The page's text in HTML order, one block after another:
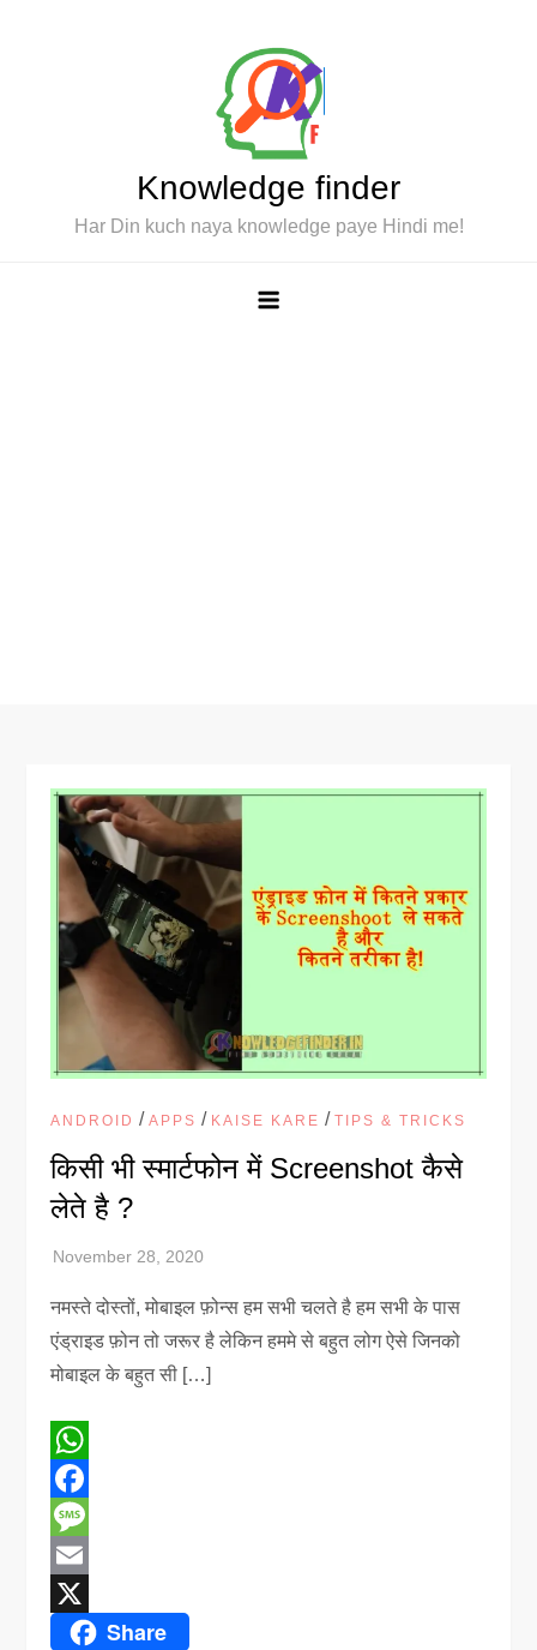
Knowledge finder
Har Din kuch naya knowledge paye Hindi me!
ANDROID /APPS / KAISE KARE /TIPS & TRICKS
किसी भी स्मार्टफोन में Screenshot कैसे
लेते है ?
नमस्ते दोस्तों, मोबाइल फ़ोन्स हम सभी चलते है हम सभी के पास
एंड्राइड फ़ोन तो जरूर है लेकिन हममे से बहुत लोग ऐसे जिनको
मोबाइल के बहुत सी […]
WhatsApp
Facebook
Message
Email
Share